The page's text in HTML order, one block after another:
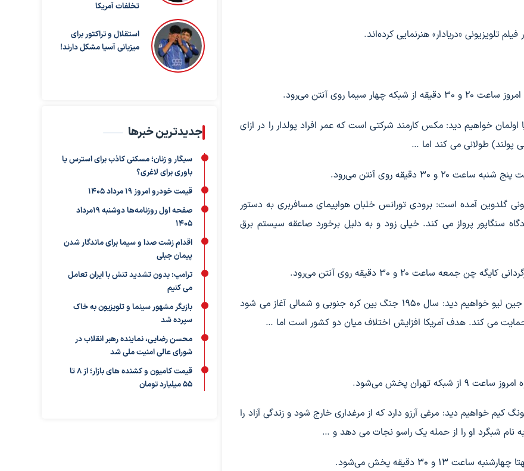
تلویزیونی «دریادار» هنرنمایی کرده‌اند.
روی آنتن می‌رود.
اولمان خواهیم دید: مکس کارمند شرکتی است که عمر افراد پولدار را در ازای
پولند) طولانی می کند اما …
دقیقه روی آنتن می‌رود.
گلدوین آمده است: برودی تورانس خلبان هواپیمای مسافربری به دستور
بد و طوفانی با 14 مسافر از فرودگاه سنگاپور پرواز می کند. خیلی زود و به دلیل برخورد صاعقه سیستم برق
ساعت ۲۰ و ۳۰ دقیقه روی آنتن می‌رود.
در خلاصه داستان فیلم با بازی گوکیانگ تانگ، یانی وانگ و جین لیو خواهیم دید: سال 1950 جنگ بین کره جنوبی و شمالی آغاز می شود
می کند. هدف آمریکا افزایش اختلاف میان دو کشور است اما …
تهران پخش می‌شود.
کیم خواهیم دید: مرغی آرزو دارد که از مرغداری خارج شود و زندگی آزاد را
نام شبگرد او را از حمله یک راسو نجات می دهد و …
۱۳ و ۳۰ دقیقه پخش می‌شود.
تخلفات آمریکا
استقلال و تراکتور برای
میزبانی آسیا مشکل دارند!
جدیدترین خبرها
سیگار و زنان؛ مسکنی کاذب برای استرس یا
باوری برای لاغری؟
قیمت خودرو امروز 19 مرداد 1405
صفحه اول روزنامه‌ها دوشنبه 19مرداد
1405
اقدام زشت صدا و سیما برای ماندگار شدن
پیمان جبلی
ترامپ: بدون تشدید تنش با ایران تعامل
می کنیم
بازیگر مشهور سینما و تلویزیون به خاک
سپرده شد
محسن رضایی، نماینده رهبر انقلاب در
شورای عالی امنیت ملی شد
قیمت کامیون و کشنده های بازار؛ از ۸ تا
۵۵ میلیارد تومان